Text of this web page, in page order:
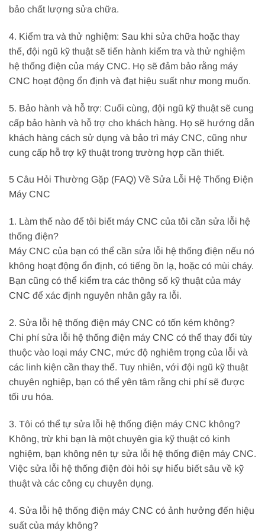
bảo chất lượng sửa chữa.
4. Kiểm tra và thử nghiệm: Sau khi sửa chữa hoặc thay
thế, đội ngũ kỹ thuật sẽ tiến hành kiểm tra và thử nghiệm
hệ thống điện của máy CNC. Họ sẽ đảm bảo rằng máy
CNC hoạt động ổn định và đạt hiệu suất như mong muốn.
5. Bảo hành và hỗ trợ: Cuối cùng, đội ngũ kỹ thuật sẽ cung
cấp bảo hành và hỗ trợ cho khách hàng. Họ sẽ hướng dẫn
khách hàng cách sử dụng và bảo trì máy CNC, cũng như
cung cấp hỗ trợ kỹ thuật trong trường hợp cần thiết.
5 Câu Hỏi Thường Gặp (FAQ) Về Sửa Lỗi Hệ Thống Điện
Máy CNC
1. Làm thế nào để tôi biết máy CNC của tôi cần sửa lỗi hệ
thống điện?
Máy CNC của bạn có thể cần sửa lỗi hệ thống điện nếu nó
không hoạt động ổn định, có tiếng ồn lạ, hoặc có mùi cháy.
Bạn cũng có thể kiểm tra các thông số kỹ thuật của máy
CNC để xác định nguyên nhân gây ra lỗi.
2. Sửa lỗi hệ thống điện máy CNC có tốn kém không?
Chi phí sửa lỗi hệ thống điện máy CNC có thể thay đổi tùy
thuộc vào loại máy CNC, mức độ nghiêm trọng của lỗi và
các linh kiện cần thay thế. Tuy nhiên, với đội ngũ kỹ thuật
chuyên nghiệp, bạn có thể yên tâm rằng chi phí sẽ được
tối ưu hóa.
3. Tôi có thể tự sửa lỗi hệ thống điện máy CNC không?
Không, trừ khi bạn là một chuyên gia kỹ thuật có kinh
nghiệm, bạn không nên tự sửa lỗi hệ thống điện máy CNC.
Việc sửa lỗi hệ thống điện đòi hỏi sự hiểu biết sâu về kỹ
thuật và các công cụ chuyên dụng.
4. Sửa lỗi hệ thống điện máy CNC có ảnh hưởng đến hiệu
suất của máy không?